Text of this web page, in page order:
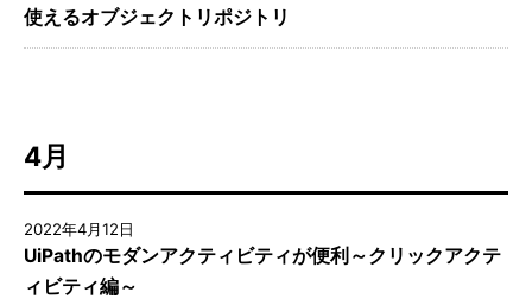
使えるオブジェクトリポジトリ
4月
2022年4月12日
UiPathのモダンアクティビティが便利～クリックアクテ
ィビティ編～